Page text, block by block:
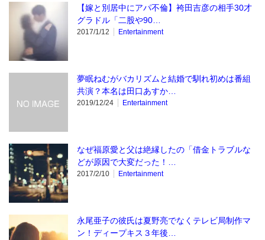
【嫁と別居中にアパ不倫】袴田吉彦の相手30才
グラドル「二股や90…
2017/1/12 Entertainment
夢眠ねむがバカリズムと結婚で馴れ初めは番組
共演？本名は田口あすか…
2019/12/24 Entertainment
なぜ福原愛と父は絶縁したの「借金トラブルな
どが原因で大変だった！…
2017/2/10 Entertainment
永尾亜子の彼氏は夏野亮でなくテレビ局制作マ
ン！ディープキス３年後…